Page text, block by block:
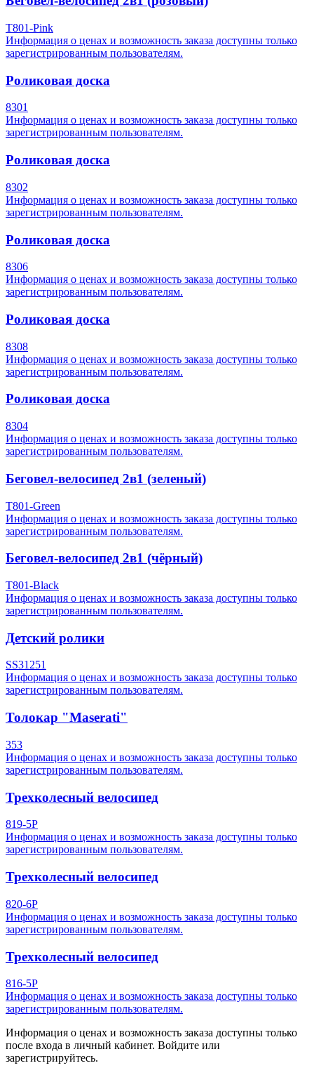
T801-Pink
Информация о ценах и возможность заказа доступны только
зарегистрированным пользователям.
Роликовая доска
8301
Информация о ценах и возможность заказа доступны только
зарегистрированным пользователям.
Роликовая доска
8302
Информация о ценах и возможность заказа доступны только
зарегистрированным пользователям.
Роликовая доска
8306
Информация о ценах и возможность заказа доступны только
зарегистрированным пользователям.
Роликовая доска
8308
Информация о ценах и возможность заказа доступны только
зарегистрированным пользователям.
Роликовая доска
8304
Информация о ценах и возможность заказа доступны только
зарегистрированным пользователям.
Беговел-велосипед 2в1 (зеленый)
T801-Green
Информация о ценах и возможность заказа доступны только
зарегистрированным пользователям.
Беговел-велосипед 2в1 (чёрный)
T801-Black
Информация о ценах и возможность заказа доступны только
зарегистрированным пользователям.
Детский ролики
SS31251
Информация о ценах и возможность заказа доступны только
зарегистрированным пользователям.
Толокар "Maserati"
353
Информация о ценах и возможность заказа доступны только
зарегистрированным пользователям.
Трехколесный велосипед
819-5P
Информация о ценах и возможность заказа доступны только
зарегистрированным пользователям.
Трехколесный велосипед
820-6P
Информация о ценах и возможность заказа доступны только
зарегистрированным пользователям.
Трехколесный велосипед
816-5P
Информация о ценах и возможность заказа доступны только
зарегистрированным пользователям.
Информация о ценах и возможность заказа доступны только
после входа в личный кабинет. Войдите или
зарегистрируйтесь.